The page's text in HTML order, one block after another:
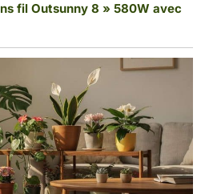
fil Outsunny 8 » 580W avec